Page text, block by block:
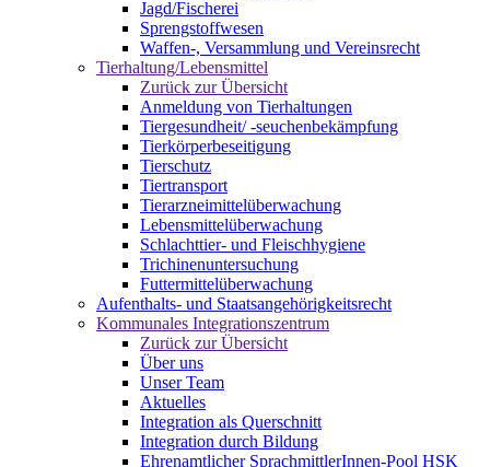
Jagd/Fischerei
Sprengstoffwesen
Waffen-, Versammlung und Vereinsrecht
Tierhaltung/Lebensmittel
Zurück zur Übersicht
Anmeldung von Tierhaltungen
Tiergesundheit/ -seuchenbekämpfung
Tierkörperbeseitigung
Tierschutz
Tiertransport
Tierarzneimittelüberwachung
Lebensmittelüberwachung
Schlachttier- und Fleischhygiene
Trichinenuntersuchung
Futtermittelüberwachung
Aufenthalts- und Staatsangehörigkeitsrecht
Kommunales Integrationszentrum
Zurück zur Übersicht
Über uns
Unser Team
Aktuelles
Integration als Querschnitt
Integration durch Bildung
Ehrenamtlicher SprachmittlerInnen-Pool HSK